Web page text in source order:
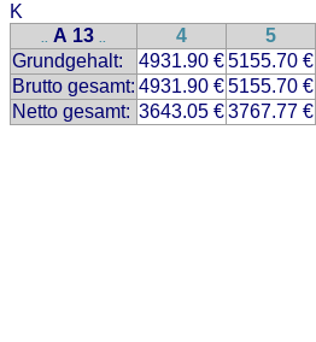
K
.. A 13 .. 4 5
Grundgehalt:
4931.90 €5155.70 €
Brutto gesamt: 4931.90 €5155.70 €
Netto gesamt: 3643.05 €3767.77 €